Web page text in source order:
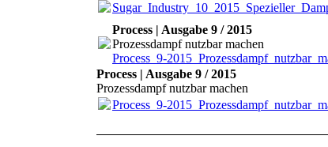
Process | Ausgabe 9 / 2015
Prozessdampf nutzbar machen
Process_9-
Process | Ausgabe 9 / 2015
Prozessdampf nutzbar machen
Process_9-